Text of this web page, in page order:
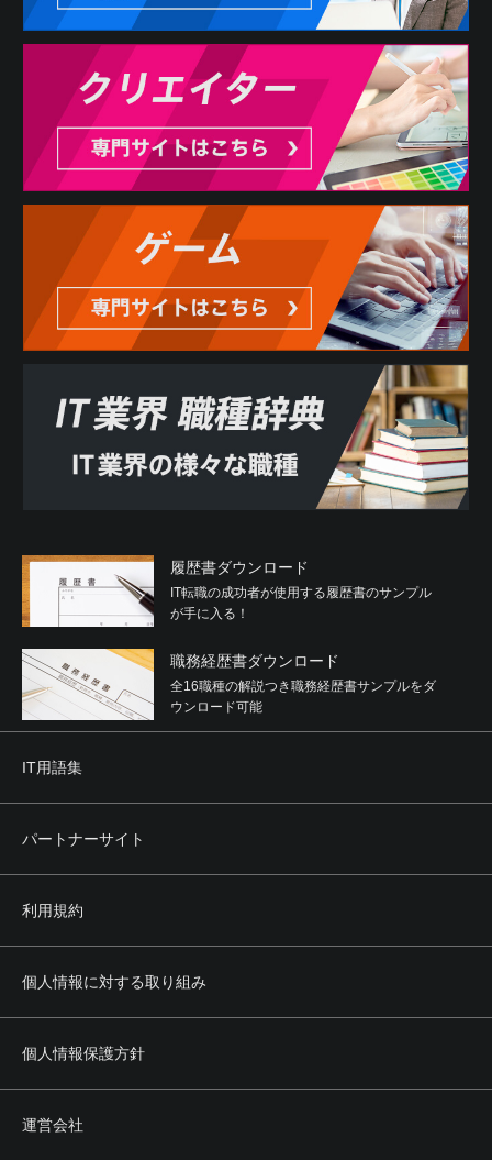
履歴書ダウンロード
IT転職の成功者が使用する履歴書のサンプル
が手に入る！
職務経歴書ダウンロード
全16職種の解説つき職務経歴書サンプルをダ
ウンロード可能
IT用語集
パートナーサイト
利用規約
個人情報に対する取り組み
個人情報保護方針
運営会社